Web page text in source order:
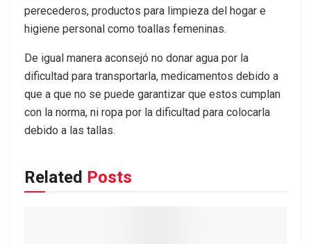
perecederos, productos para limpieza del hogar e
higiene personal como toallas femeninas.
De igual manera aconsejó no donar agua por la
dificultad para transportarla, medicamentos debido a
que a que no se puede garantizar que estos cumplan
con la norma, ni ropa por la dificultad para colocarla
debido a las tallas.
Related Posts